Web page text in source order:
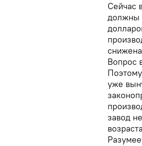
Сейчас
должны
Вопрос
уже
завод